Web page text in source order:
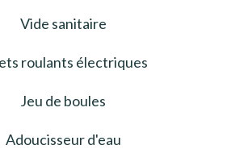
Vide sanitaire
roulants électriques
Jeu de boules
Adoucisseur d'eau